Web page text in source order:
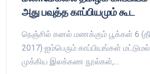
அது பவுத்த காப்பியமும் கூட
நெஞ்சில் கனல் மணக்கும் பூக்கள் 6
2017) ஐம்பெரும் காப்பியங்கள்
முக்கிய இலக்கண நூல்கள்,…